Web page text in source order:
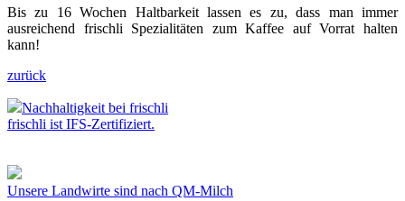
Bis zu 16 Wochen Haltbarkeit lassen es zu, dass man immer
ausreichend frischli Spezialitäten zum Kaffee auf Vorrat halten
kann!
zurück
Nachhaltigkeit bei frischli
frischli ist IFS-Zertifiziert.
Unsere Landwirte sind nach QM-Milch